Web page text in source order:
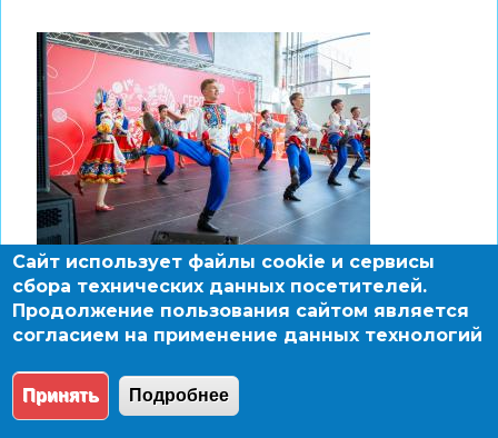
Сайт использует файлы cookie и сервисы
сбора технических данных посетителей.
Продолжение пользования сайтом является
согласием на применение данных технологий
Принять Подробнее